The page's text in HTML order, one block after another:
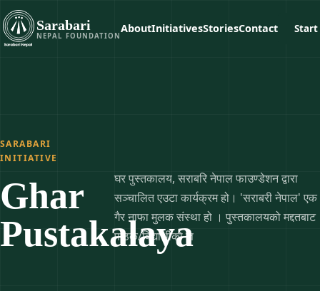
Sarabari
NEPAL FOUNDATION
AboutInitiativesStoriesContact Start
SARABARI
INITIATIVE
Ghar
Pustakalaya
घर पुस्तकालय, सराबरि नेपाल फाउण्डेशन द्वारा
सञ्चालित एउटा कार्यक्रम हो। 'सराबरी नेपाल' एक
गैर नाफा मुलक संस्था हो । पुस्तकालयको मद्दतबाट
पाठक/विद्यार्थीको ज्ञ